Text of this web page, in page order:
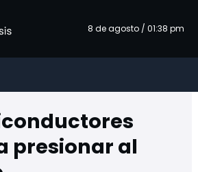
8 de agosto / 01:38 pm
presionar al